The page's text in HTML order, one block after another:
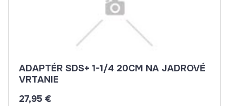
ADAPTÉR SDS+ 1-1/4 20CM NA JADROVÉ
VRTANIE
27,95 €